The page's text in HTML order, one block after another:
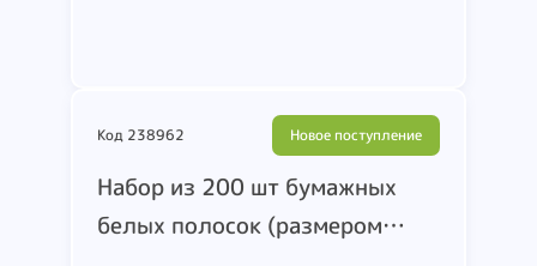
Код 238962 Новое поступление
Набор из 200 шт бумажных
белых полосок (размером